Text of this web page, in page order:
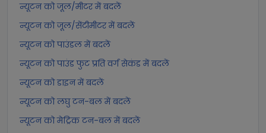
न्यूटन को जूल/मीटर में बदलें
न्यूटन को जूल/सेंटीमीटर में बदलें
न्यूटन को पाउंडल में बदलें
न्यूटन को पाउंड फुट प्रति वर्ग सेकंड में बदलें
न्यूटन को डाइन में बदलें
न्यूटन को लघु टन-बल में बदलें
न्यूटन को मेट्रिक टन-बल में बदलें